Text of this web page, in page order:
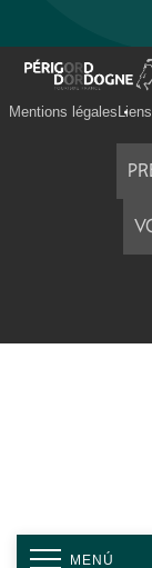
MENÚ
Mentions légales